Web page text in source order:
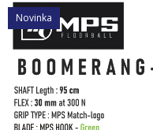
Novinka